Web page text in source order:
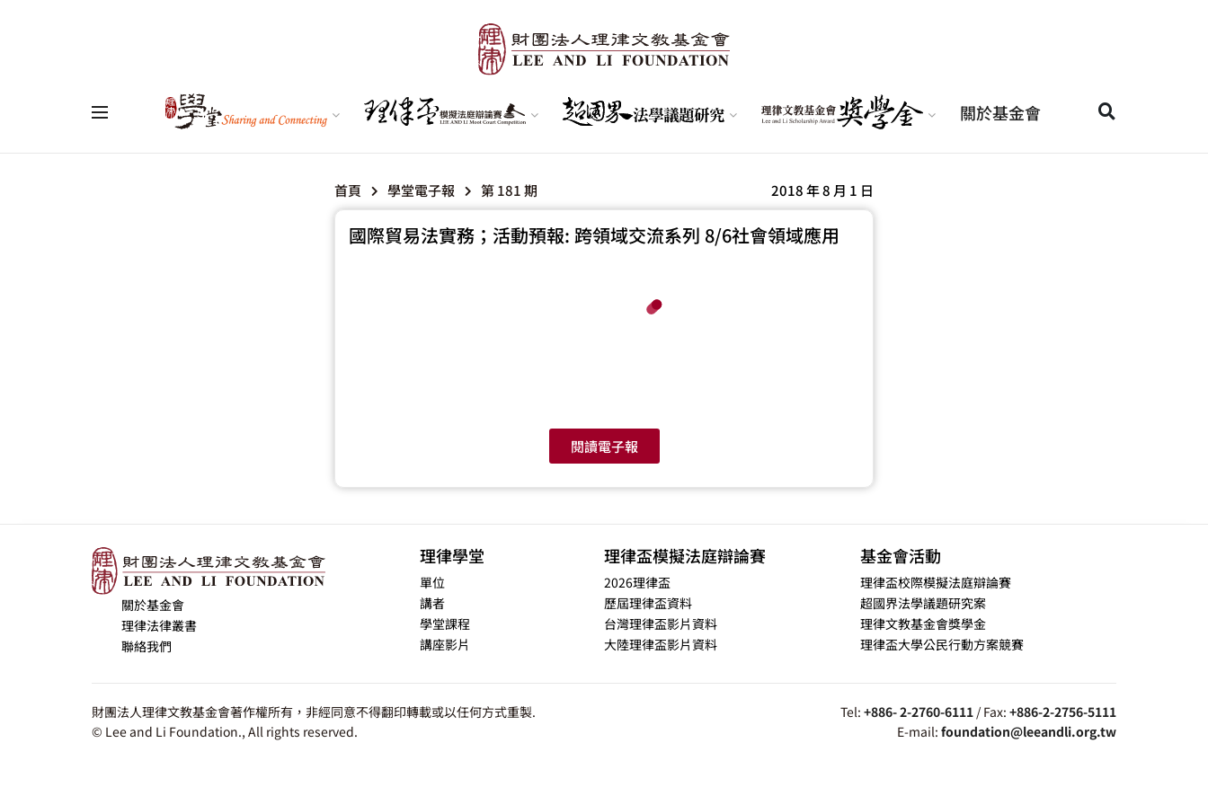
關於基金會
首頁 學堂電子報 第 181 期 2018 年 8 月 1 日
國際貿易法實務；活動預報: 跨領域交流系列 8/6社會領域應用
閱讀電子報
關於基金會
理律法律叢書
聯絡我們
理律學堂
單位
講者
學堂課程
講座影片
理律盃模擬法庭辯論賽
2026理律盃
歷屆理律盃資料
台灣理律盃影片資料
大陸理律盃影片資料
基金會活動
理律盃校際模擬法庭辯論賽
超國界法學議題研究案
理律文教基金會獎學金
理律盃大學公民行動方案競賽
財團法人理律文教基金會著作權所有，非經同意不得翻印轉載或以任何方式重製.
© Lee and Li Foundation., All rights reserved.
Tel: +886- 2-2760-6111 / Fax: +886-2-2756-5111
E-mail: foundation@leeandli.org.tw